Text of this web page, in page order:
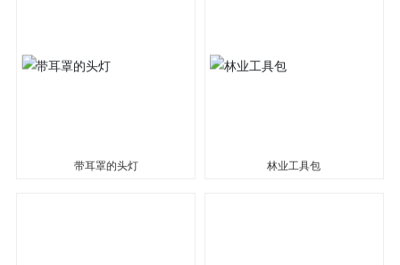
带耳罩的头灯 林业工具包